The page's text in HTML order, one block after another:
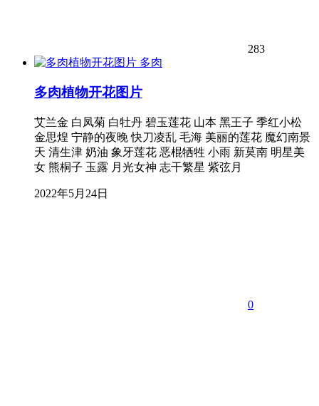
283
多肉
多肉植物开花图片
艾兰金 白凤菊 白牡丹 碧玉莲花 山本 黑王子 季红小松
金思煌 宁静的夜晚 快刀凌乱 毛海 美丽的莲花 魔幻南景
天 清生津 奶油 象牙莲花 恶棍牺牲 小雨 新莫南 明星美
女 熊桐子 玉露 月光女神 志干繁星 紫弦月
2022年5月24日
0